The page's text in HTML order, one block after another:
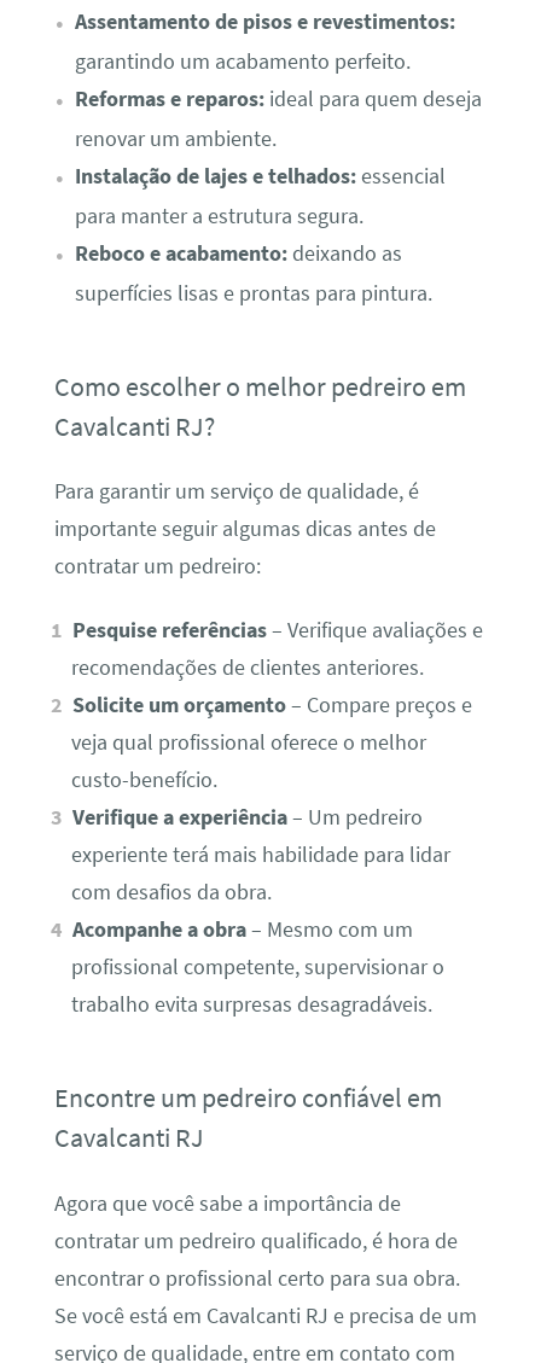
Assentamento de pisos e revestimentos:
garantindo um acabamento perfeito.
Reformas e reparos:ideal para quem deseja
renovar um ambiente.
Instalação de lajes e telhados:essencial
para manter a estrutura segura.
Reboco e acabamento:deixando as
superfícies lisas e prontas para pintura.
Como escolher o melhor pedreiro em
Cavalcanti RJ?
Para garantir um serviço de qualidade, é
importante seguir algumas dicas antes de
contratar um pedreiro:
Pesquise referências– Verifique avaliações e
recomendações de clientes anteriores.
Solicite um orçamento– Compare preços e
veja qual profissional oferece o melhor
custo-benefício.
Verifique a experiência– Um pedreiro
experiente terá mais habilidade para lidar
com desafios da obra.
Acompanhe a obra– Mesmo com um
profissional competente, supervisionar o
trabalho evita surpresas desagradáveis.
Encontre um pedreiro confiável em
Cavalcanti RJ
Agora que você sabe a importância de
contratar um pedreiro qualificado, é hora de
encontrar o profissional certo para sua obra.
Se você está em Cavalcanti RJ e precisa de um
serviço de qualidade, entre em contato com